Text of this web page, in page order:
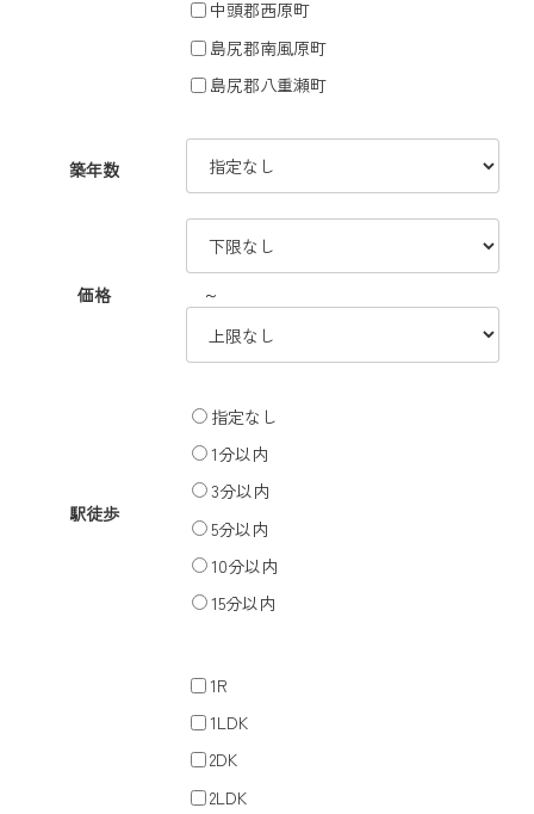
中頭郡西原町
島尻郡南風原町
島尻郡八重瀬町
築年数
価格 ～
駅徒歩
指定なし
1分以内
3分以内
5分以内
10分以内
15分以内
1R
1LDK
2DK
2LDK